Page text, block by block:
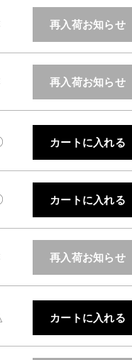
再入荷お知らせ
再入荷お知らせ
カートに入れる
カートに入れる
再入荷お知らせ
カートに入れる